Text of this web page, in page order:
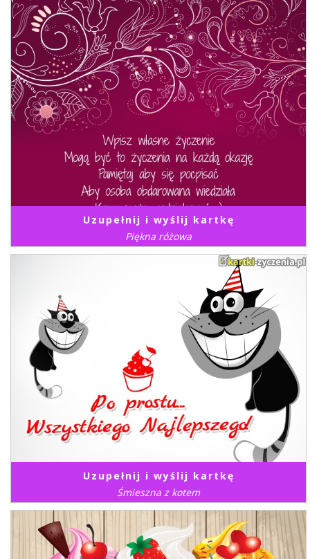
Uzupełnij i wyślij kartkę
Piękna różowa
Uzupełnij i wyślij kartkę
Śmieszna z kotem